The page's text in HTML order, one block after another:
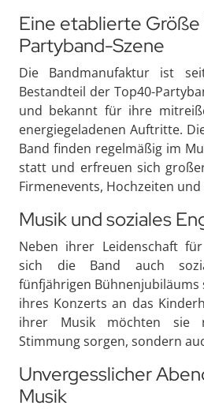
Eine etablierte Größe
Partyband-Szene
Die Bandmanufaktur ist
Bestandteil der Top40-
und bekannt für ihre
energiegeladenen Auftritte.
Band finden regelmäßig im
statt und erfreuen sich
Firmenevents, Hochzeiten
Musik und soziales
Neben ihrer Leidenschaft
sich die Band auch
fünfjährigen Bühnenjubiläums
ihres Konzerts an das
ihrer Musik möchten
Stimmung sorgen, sondern
Unvergesslicher
Musik